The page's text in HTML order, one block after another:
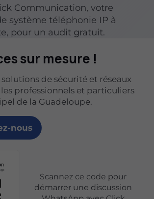
Communication, votre
système téléphonie IP à
pour un audit gratuit.
sur mesure !
de sécurité et réseaux
professionnels et particuliers
de la Guadeloupe.
nous
Scannez ce code pour
démarrer une discussion